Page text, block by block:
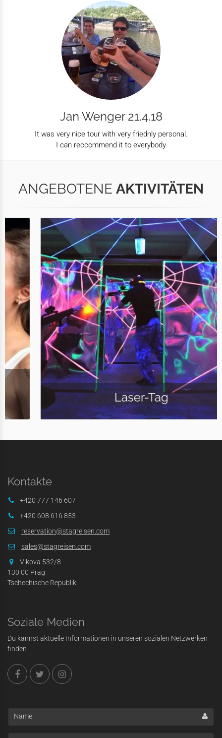
Jan Wenger 21.4.18
It was very nice tour with very friednly personal.
I can reccommend it to everybody
ANGEBOTENE AKTIVITÄTEN
Laser-Tag
Kontakte
+420 777 146 607
+420 608 616 853
reservation@stagreisen.com
sales@stagreisen.com
Vlkova 532/8
130 00 Prag
Tschechische Republik
Soziale Medien
Du kannst aktuelle Informationen in unseren sozialen Netzwerken
finden
Name
E-